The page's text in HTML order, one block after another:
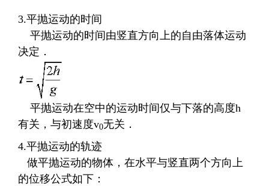
3.平抛运动的时间
平抛运动的时间由竖直方向上的自由落体运动
决定．
平抛运动在空中的运动时间仅与下落的高度h
有关，与初速度v0无关．
4.平抛运动的轨迹
做平抛运动的物体，在水平与竖直两个方向上
的位移公式如下：